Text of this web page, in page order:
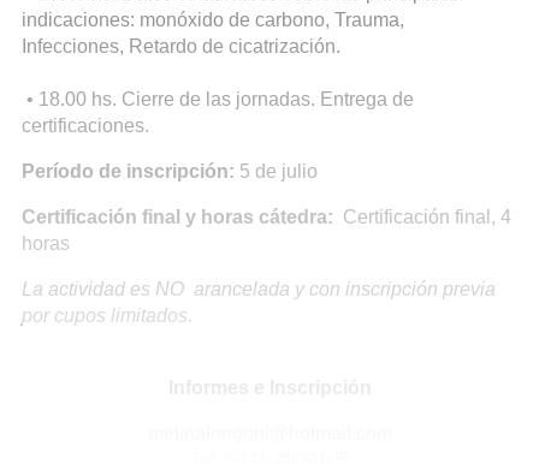
indicaciones: monóxido de carbono, Trauma,
Infecciones, Retardo de cicatrización.
• 18.00 hs. Cierre de las jornadas. Entrega de
certificaciones.
Período de inscripción: 5 de julio
Certificación final y horas cátedra: Certificación final, 4
horas
La actividad es NO arancelada y con inscripción previa
por cupos limitados.